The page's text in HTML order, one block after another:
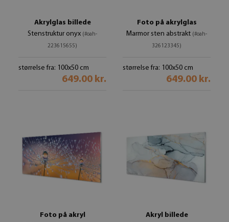
Akrylglas billede
Stenstruktur onyx (#oah-
223615655)
størrelse fra: 100x50 cm
649.00 kr.
Foto på akrylglas
Marmor sten abstrakt (#oah-
326123345)
størrelse fra: 100x50 cm
649.00 kr.
Foto på akryl
Akryl billede